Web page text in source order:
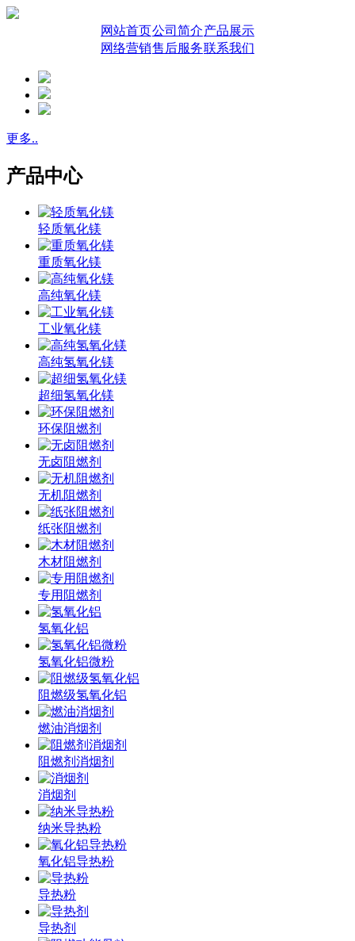
网站首页公司简介产品展示
网络营销售后服务联系我们
更多..
产品中心
轻质氧化镁
重质氧化镁
高纯氧化镁
工业氧化镁
高纯氢氧化镁
超细氢氧化镁
环保阻燃剂
无卤阻燃剂
无机阻燃剂
纸张阻燃剂
木材阻燃剂
专用阻燃剂
氢氧化铝
氢氧化铝微粉
阻燃级氢氧化铝
燃油消烟剂
阻燃剂消烟剂
消烟剂
纳米导热粉
氧化铝导热粉
导热粉
导热剂